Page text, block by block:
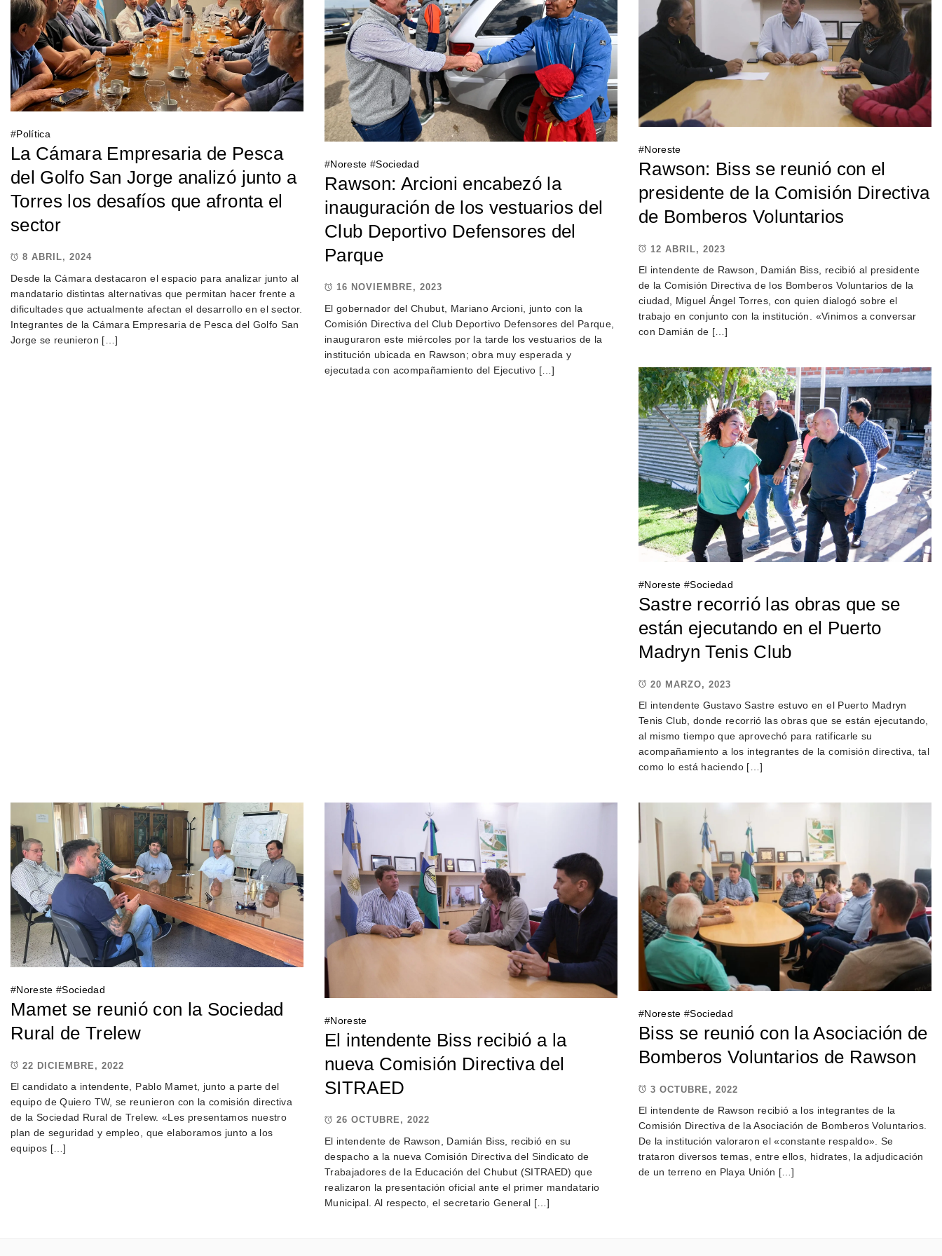
#Política
La Cámara Empresaria de Pesca
del Golfo San Jorge analizó junto a
Torres los desafíos que afronta el
sector
8 ABRIL, 2024
Desde la Cámara destacaron el espacio para analizar junto al
mandatario distintas alternativas que permitan hacer frente a
dificultades que actualmente afectan el desarrollo en el sector.
Integrantes de la Cámara Empresaria de Pesca del Golfo San
Jorge se reunieron […]
#Noreste #Sociedad
Rawson: Arcioni encabezó la
inauguración de los vestuarios del
Club Deportivo Defensores del
Parque
16 NOVIEMBRE, 2023
El gobernador del Chubut, Mariano Arcioni, junto con la
Comisión Directiva del Club Deportivo Defensores del Parque,
inauguraron este miércoles por la tarde los vestuarios de la
institución ubicada en Rawson; obra muy esperada y
ejecutada con acompañamiento del Ejecutivo […]
#Noreste
Rawson: Biss se reunió con el
presidente de la Comisión Directiva
de Bomberos Voluntarios
12 ABRIL, 2023
El intendente de Rawson, Damián Biss, recibió al presidente
de la Comisión Directiva de los Bomberos Voluntarios de la
ciudad, Miguel Ángel Torres, con quien dialogó sobre el
trabajo en conjunto con la institución. «Vinimos a conversar
con Damián de […]
#Noreste #Sociedad
Sastre recorrió las obras que se
están ejecutando en el Puerto
Madryn Tenis Club
20 MARZO, 2023
El intendente Gustavo Sastre estuvo en el Puerto Madryn
Tenis Club, donde recorrió las obras que se están ejecutando,
al mismo tiempo que aprovechó para ratificarle su
acompañamiento a los integrantes de la comisión directiva, tal
como lo está haciendo […]
#Noreste #Sociedad
Mamet se reunió con la Sociedad
Rural de Trelew
22 DICIEMBRE, 2022
El candidato a intendente, Pablo Mamet, junto a parte del
equipo de Quiero TW, se reunieron con la comisión directiva
de la Sociedad Rural de Trelew. «Les presentamos nuestro
plan de seguridad y empleo, que elaboramos junto a los
equipos […]
#Noreste
El intendente Biss recibió a la
nueva Comisión Directiva del
SITRAED
26 OCTUBRE, 2022
El intendente de Rawson, Damián Biss, recibió en su
despacho a la nueva Comisión Directiva del Sindicato de
Trabajadores de la Educación del Chubut (SITRAED) que
realizaron la presentación oficial ante el primer mandatario
Municipal. Al respecto, el secretario General […]
#Noreste #Sociedad
Biss se reunió con la Asociación de
Bomberos Voluntarios de Rawson
3 OCTUBRE, 2022
El intendente de Rawson recibió a los integrantes de la
Comisión Directiva de la Asociación de Bomberos Voluntarios.
De la institución valoraron el «constante respaldo». Se
trataron diversos temas, entre ellos, hidrates, la adjudicación
de un terreno en Playa Unión […]